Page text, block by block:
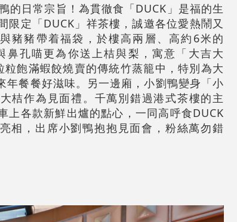
日常宗旨！為貫徹食「DUCK」是福的生
定「DUCK」祥茶樓，誠邀各位愛熱鬧又
豬豬帶着福袋，於樓高兩層、高約6米的
鼻孔喵更為你送上桔與梨，寓意「大吉大
飽滿蝦餃燒賣的傳統竹蒸籠中，特別為大
餐餐好滋味。另一邊廂，小劉鴨變身「小
桔作為見面禮。千萬別錯過港式茶樓的主
上各款新鮮出爐的點心，一同高呼食DUCK
相，出席小劉鴨抱抱見面會，粉絲萬勿錯